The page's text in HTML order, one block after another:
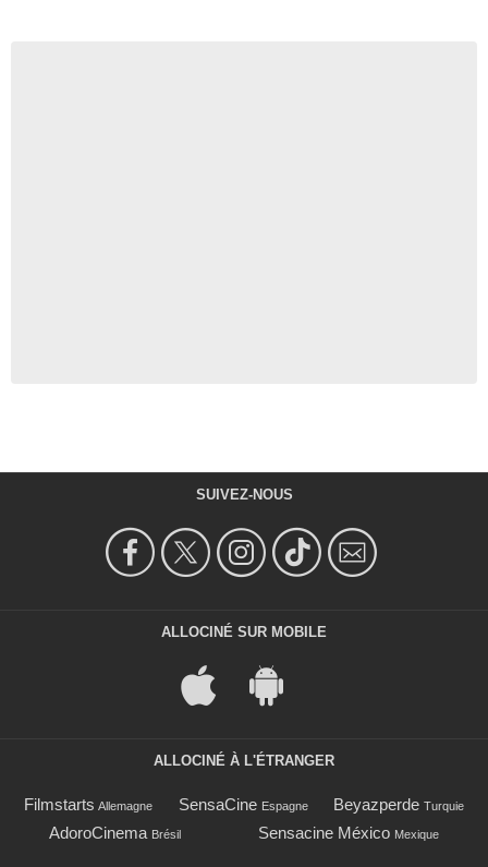
SUIVEZ-NOUS
ALLOCINÉ SUR MOBILE
ALLOCINÉ À L'ÉTRANGER
Filmstarts Allemagne SensaCine Espagne Beyazperde Turquie
AdoroCinema Brésil Sensacine México Mexique